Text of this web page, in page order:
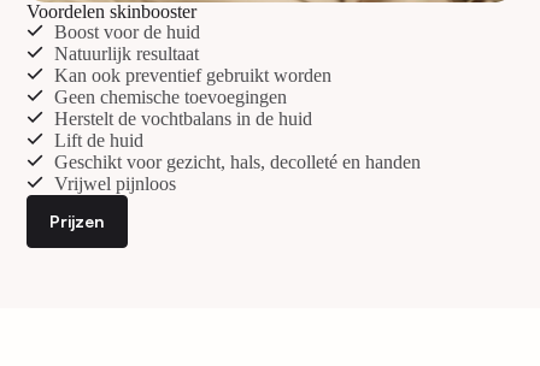
Voordelen skinbooster
Boost voor de huid
Natuurlijk resultaat
Kan ook preventief gebruikt worden
Geen chemische toevoegingen
Herstelt de vochtbalans in de huid
Lift de huid
Geschikt voor gezicht, hals, decolleté en handen
Vrijwel pijnloos
Prijzen